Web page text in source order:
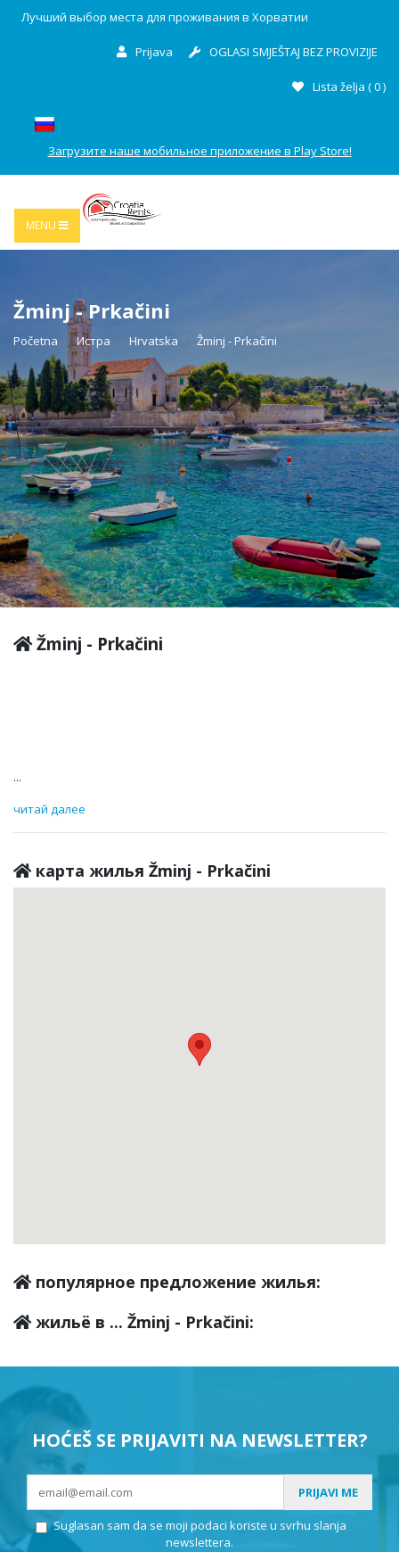
Лучший выбор места для проживания в Хорватии
Prijava OGLASI SMJEŠTAJ BEZ PROVIZIJE
Lista želja (0)
Загрузите наше мобильное приложение в Play Store!
MENU
Žminj - Prkačini
Početna Истра Hrvatska Žminj - Prkačini
Žminj - Prkačini
...
читай далее
карта жилья Žminj - Prkačini
популярное предложение жилья:
жильё в ... Žminj - Prkačini:
HOĆEŠ SE PRIJAVITI NA NEWSLETTER?
PRIJAVI ME
Suglasan sam da se moji podaci koriste u svrhu slanja
newslettera.